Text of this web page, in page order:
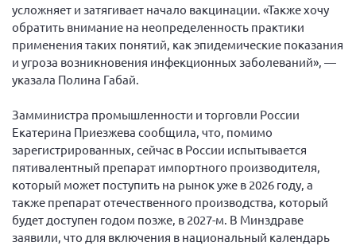
усложняет и затягивает начало вакцинации. «Также хочу
обратить внимание на неопределенность практики
применения таких понятий, как эпидемические показания
и угроза возникновения инфекционных заболеваний», —
указала Полина Габай.
Замминистра промышленности и торговли России
Екатерина Приезжева сообщила, что, помимо
зарегистрированных, сейчас в России испытывается
пятивалентный препарат импортного производителя,
который может поступить на рынок уже в 2026 году, а
также препарат отечественного производства, который
будет доступен годом позже, в 2027-м. В Минздраве
заявили, что для включения в национальный календарь